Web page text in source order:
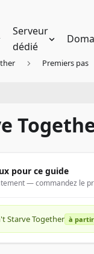
Serveur
dédié
Premiers pas
pour ce guide
— commandez le
Starve Together à partir